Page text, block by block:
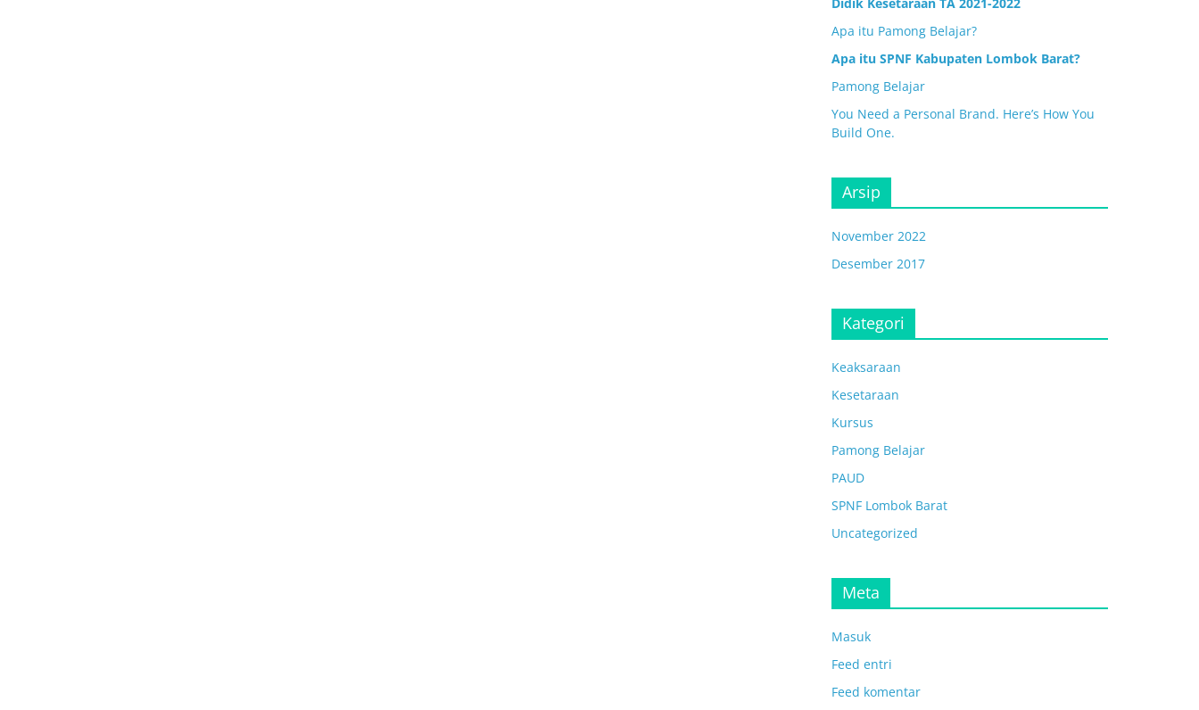
Apa itu Pamong Belajar?
Apa itu SPNF Kabupaten Lombok Barat?
Pamong Belajar
You Need a Personal Brand. Here’s How You
Build One.
Arsip
November 2022
Desember 2017
Kategori
Keaksaraan
Kesetaraan
Kursus
Pamong Belajar
PAUD
SPNF Lombok Barat
Uncategorized
Meta
Masuk
Feed entri
Feed komentar